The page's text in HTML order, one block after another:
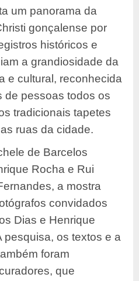
um panorama da
gonçalense por
históricos e
a grandiosidade da
e cultural, reconhecida
de pessoas todos os
tradicionais tapetes
ruas da cidade.
de Barcelos
Rocha e Rui
a mostra
convidados
Dias e Henrique
pesquisa, os textos e a
foram
que